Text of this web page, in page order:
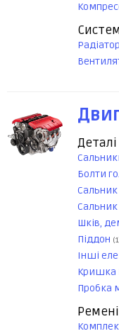
Болти
Сальник
Шків,
Піддон
Інші
Кришка
Пробка